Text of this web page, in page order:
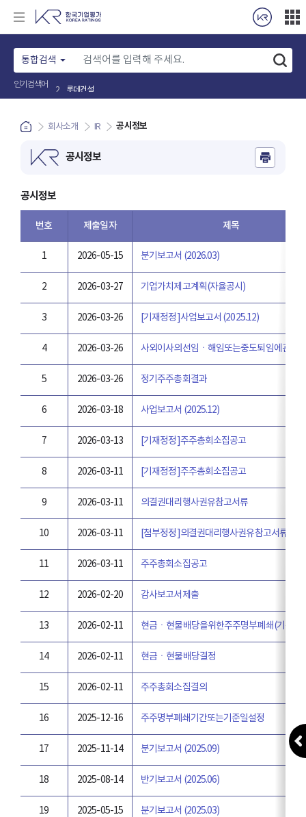
통합검색
인기검색어 2 롯데건설
회사소개 IR 공시정보
공시정보
공시정보
번호 제출일자 제목
1 2026-05-15 분기보고서 (2026.03)
2 2026-03-27 기업가치제고계획(자율공시)
3 2026-03-26 [기재정정]사업보고서 (2025.12)
4 2026-03-26 사외이사의선임ㆍ해임또는중도퇴임에관한
5 2026-03-26 정기주주총회결과
6 2026-03-18 사업보고서 (2025.12)
7 2026-03-13 [기재정정]주주총회소집공고
8 2026-03-11 [기재정정]주주총회소집공고
9 2026-03-11 의결권대리행사권유참고서류
10 2026-03-11 [첨부정정]의결권대리행사권유참고서류
11 2026-03-11 주주총회소집공고
12 2026-02-20 감사보고서제출
13 2026-02-11 현금ㆍ현물배당을위한주주명부폐쇄(기준일)
14 2026-02-11 현금ㆍ현물배당결정
15 2026-02-11 주주총회소집결의
16 2025-12-16 주주명부폐쇄기간또는기준일설정
17 2025-11-14 분기보고서 (2025.09)
18 2025-08-14 반기보고서 (2025.06)
19 2025-05-15 분기보고서 (2025.03)